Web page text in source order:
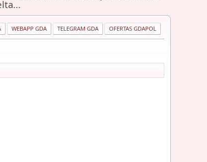
WEBAPP GDA TELEGRAM GDA OFERTAS GDAPOL